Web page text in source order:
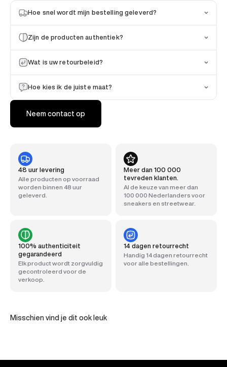
48 uur levering
Alle producten op voorraad
worden binnen 48 uur
geleverd.
Meer dan 100 000
tevreden klanten.
Al de keuze van meer dan
100 000 Nederlanders voor
sneakers en streetwear.
100% authenticiteit
gegarandeerd
Elk product wordt zorgvuldig
gecontroleerd voor de
verkoop.
14 dagen retourrecht
Handig 14 dagen retourrecht
voor alle bestellingen.
Hoe snel wordt mijn bestelling geleverd?
Zijn de producten authentiek?
Wat is uw retourbeleid?
Hoe kies ik de juiste maat?
Neem contact op
Misschien vind je dit ook leuk